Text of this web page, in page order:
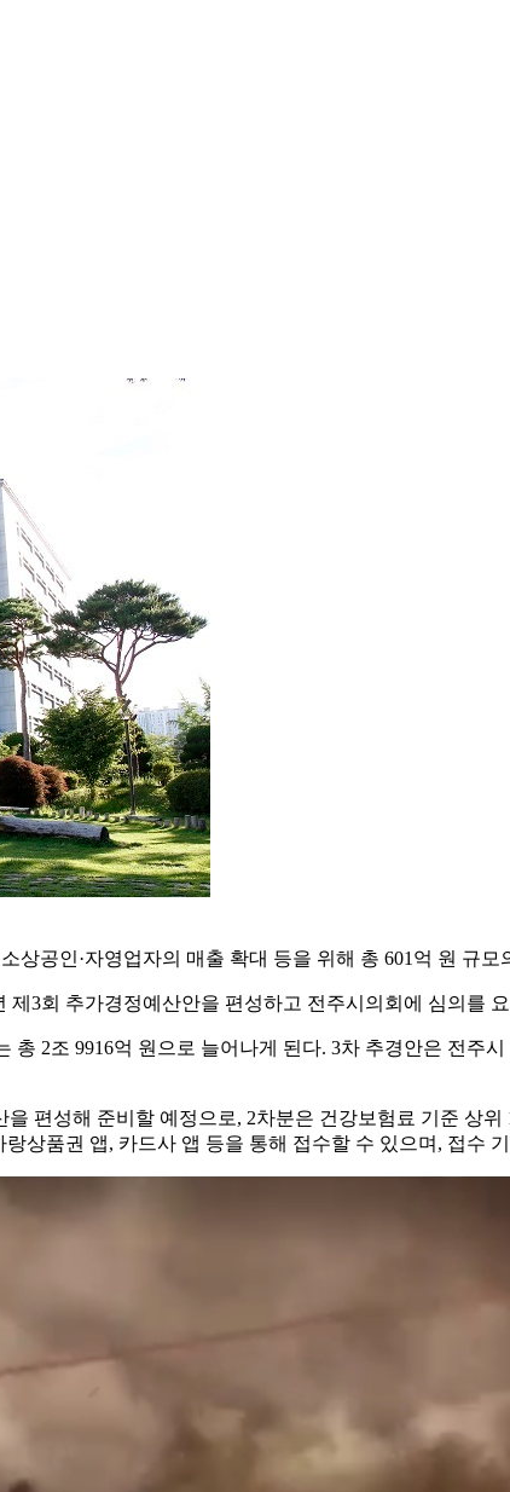
상공인·자영업자의 매출 확대 등을 위해 총 601억 원 규
3회 추가경정예산안을 편성하고 전주시의회에 심의를
2조 9916억 원으로 늘어나게 된다. 3차 추경안은 전주
편성해 준비할 예정으로, 2차분은 건강보험료 기준 상
상품권 앱, 카드사 앱 등을 통해 접수할 수 있으며, 접수